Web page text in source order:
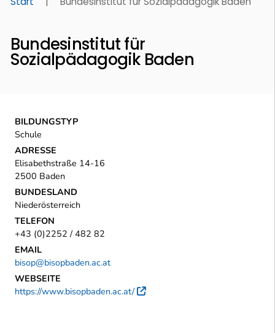
Bundesinstitut für
Sozialpädagogik Baden
BILDUNGSTYP
Schule
ADRESSE
Elisabethstraße 14-16
2500 Baden
BUNDESLAND
Niederösterreich
TELEFON
+43 (0)2252 / 482 82
EMAIL
bisop@bisopbaden.ac.at
WEBSEITE
https://www.bisopbaden.ac.at/
Externer Link